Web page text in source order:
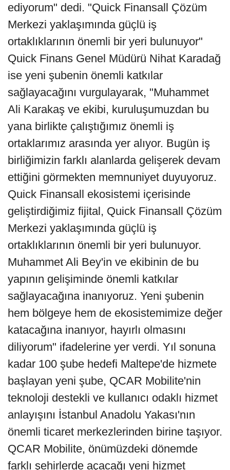
ediyorum" dedi. "Quick Finansall Çözüm
Merkezi yaklaşımında güçlü iş
ortaklıklarının önemli bir yeri bulunuyor"
Quick Finans Genel Müdürü Nihat Karadağ
ise yeni şubenin önemli katkılar
sağlayacağını vurgulayarak, "Muhammet
Ali Karakaş ve ekibi, kuruluşumuzdan bu
yana birlikte çalıştığımız önemli iş
ortaklarımız arasında yer alıyor. Bugün iş
birliğimizin farklı alanlarda gelişerek devam
ettiğini görmekten memnuniyet duyuyoruz.
Quick Finansall ekosistemi içerisinde
geliştirdiğimiz fijital, Quick Finansall Çözüm
Merkezi yaklaşımında güçlü iş
ortaklıklarının önemli bir yeri bulunuyor.
Muhammet Ali Bey'in ve ekibinin de bu
yapının gelişiminde önemli katkılar
sağlayacağına inanıyoruz. Yeni şubenin
hem bölgeye hem de ekosistemimize değer
katacağına inanıyor, hayırlı olmasını
diliyorum" ifadelerine yer verdi. Yıl sonuna
kadar 100 şube hedefi Maltepe'de hizmete
başlayan yeni şube, QCAR Mobilite'nin
teknoloji destekli ve kullanıcı odaklı hizmet
anlayışını İstanbul Anadolu Yakası'nın
önemli ticaret merkezlerinden birine taşıyor.
QCAR Mobilite, önümüzdeki dönemde
farklı şehirlerde açacağı yeni hizmet